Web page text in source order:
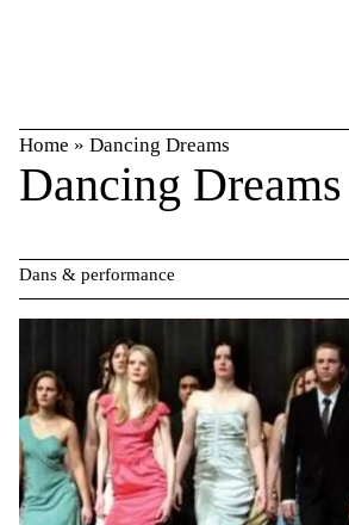
Home » Dancing Dreams
Dancing Dreams
Dans & performance